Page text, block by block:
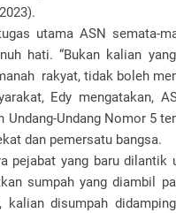
utama ASN semata-
hati. “Bukan kalian
rakyat, tidak boleh
Edy mengatakan,
Undang-Undang Nomor 5
dan pemersatu bangsa.
pejabat yang baru
sumpah yang diambil
kalian disumpah